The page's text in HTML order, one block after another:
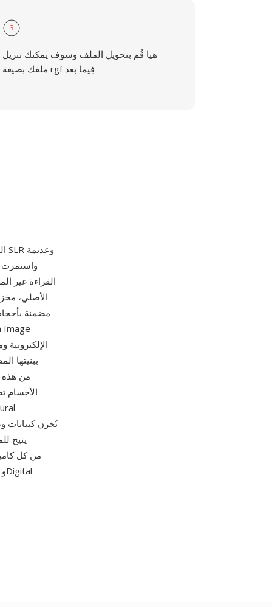
3
هيا قُم بتحويل الملف وسوف يمكنك تنزيل
ملفك بصيغة rgf فِيما بعد
الأجسام
يتيح